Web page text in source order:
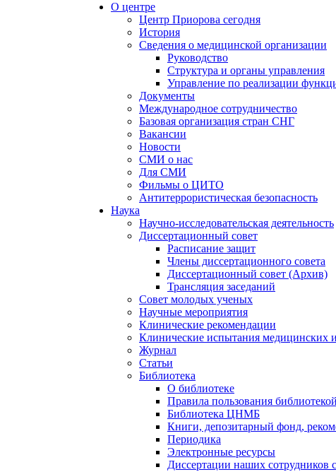
О центре
Центр Приорова сегодня
История
Сведения о медицинской организации
Руководство
Структура и органы управления
Управление по реализации
Документы
Международное сотрудничество
Базовая организация стран СНГ
Вакансии
Новости
СМИ о нас
Для СМИ
Фильмы о ЦИТО
Антитеррористическая безопасность
Наука
Научно-исследовательская деятельность
Диссертационный совет
Расписание защит
Члены диссертационного совета
Диссертационный совет (Архив)
Трансляция заседаний
Совет молодых ученых
Научные мероприятия
Клинические рекомендации
Клинические испытания медицинских
Журнал
Статьи
Библиотека
О библиотеке
Правила пользования библиотекой
Библиотека ЦНМБ
Книги, депозитарный фонд,
Периодика
Электронные ресурсы
Диссертации наших сотрудников